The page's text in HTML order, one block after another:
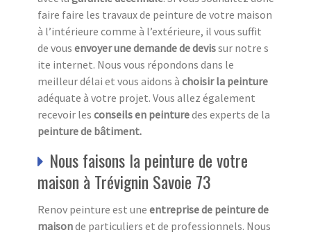
faire faire les travaux de peinture de votre maison
à l’intérieure comme à l’extérieure, il vous suffit
de vous envoyer une demande de devissur notre s
ite internet. Nous vous répondons dans le
meilleur délai et vous aidons à choisir la peinture
adéquate à votre projet. Vous allez également
recevoir les conseils en peinturedes experts de la
peinture de bâtiment.
Nous faisons la peinture de votre
maison à Trévignin Savoie 73
Renov peinture est une entreprise de peinture de
maisonde particuliers et de professionnels. Nous